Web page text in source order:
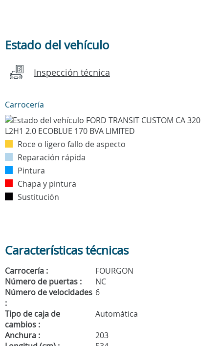
Estado del vehículo
Inspección técnica
Carrocería
Roce o ligero fallo de aspecto
Reparación rápida
Pintura
Chapa y pintura
Sustitución
Características técnicas
Carrocería :
FOURGON
Número de puertas :
NC
Número de velocidades
:
6
Tipo de caja de
cambios :
Automática
Anchura :
203